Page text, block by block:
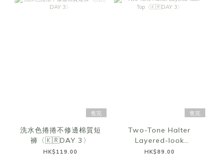
售完
洗水色捲捲不修邊棉質短
褲〈🇰🇷DAY 3〉
HK$119.00
售完
Two-Tone Halter
Layered-look
Top〈🇰🇷DAY 3〉
HK$89.00